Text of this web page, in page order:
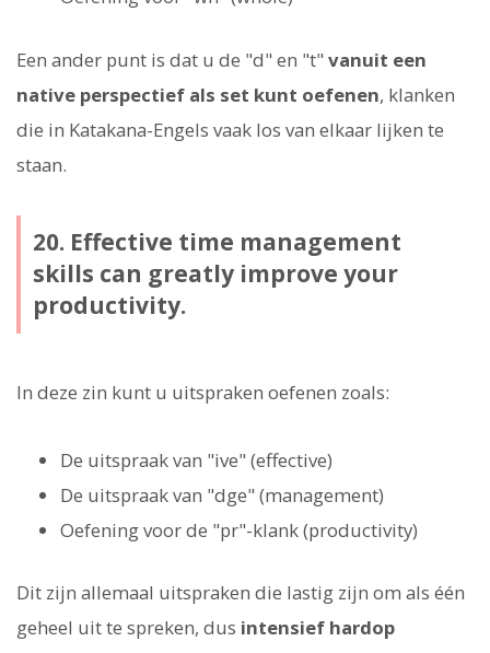
Een ander punt is dat u de "d" en "t" vanuit een
native perspectief als set kunt oefenen, klanken
die in Katakana-Engels vaak los van elkaar lijken te
staan.
20. Effective time management
skills can greatly improve your
productivity.
In deze zin kunt u uitspraken oefenen zoals:
De uitspraak van "ive" (effective)
De uitspraak van "dge" (management)
Oefening voor de "pr"-klank (productivity)
Dit zijn allemaal uitspraken die lastig zijn om als één
geheel uit te spreken, dus intensief hardop